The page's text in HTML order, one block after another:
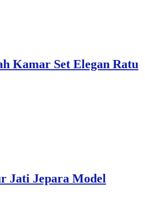
Kamar Set Elegan Ratu
Jati Jepara Model